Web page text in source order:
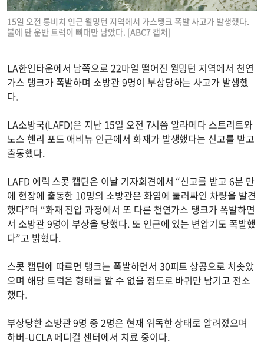
15일 오전 롱비치 인근 윌밍턴 지역에서 가스탱크 폭발 사고가 발생했다.
불에 탄 운반 트럭이 뼈대만 남았다. [ABC7 캡처]
LA한인타운에서 남쪽으로 22마일 떨어진 윌밍턴 지역에서 천연
가스 탱크가 폭발하며 소방관 9명이 부상당하는 사고가 발생했
다.
LA소방국(LAFD)은 지난 15일 오전 7시쯤 알라메다 스트리트와
노스 헨리 포드 애비뉴 인근에서 화재가 발생했다는 신고를 받고
출동했다.
LAFD 에릭 스콧 캡틴은 이날 기자회견에서 “신고를 받고 6분 만
에 현장에 출동한 10명의 소방관은 화염에 둘러싸인 차량을 발견
했다”며 “화재 진압 과정에서 또 다른 천연가스 탱크가 폭발하면
서 소방관 9명이 부상을 당했다. 또 인근에 있는 변압기도 폭발했
다”고 밝혔다.
스콧 캡틴에 따르면 탱크는 폭발하면서 30피트 상공으로 치솟았
으며 해당 트럭은 형태를 알 수 없을 정도로 바퀴만 남기고 전소
했다.
부상당한 소방관 9명 중 2명은 현재 위독한 상태로 알려졌으며
하버-UCLA 메디컬 센터에서 치료 중이다.